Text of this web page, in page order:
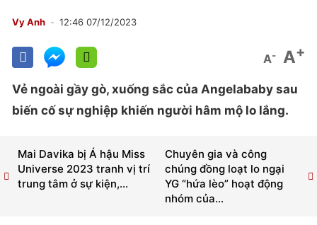
Vy Anh 12:46 07/12/2023
A- A+
Vẻ ngoài gầy gò, xuống sắc của Angelababy sau
biến cố sự nghiệp khiến người hâm mộ lo lắng.
Chuyên gia và công
chúng đồng loạt lo ngại
YG “hứa lèo” hoạt động
nhóm của...
Mai Davika bị Á hậu Miss
Universe 2023 tranh vị trí
trung tâm ở sự kiện,...